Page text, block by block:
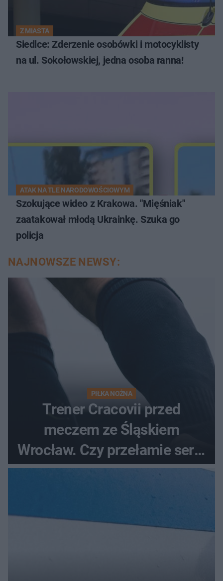
Z MIASTA
Siedlce: Zderzenie osobówki i motocyklisty
na ul. Sokołowskiej, jedna osoba ranna!
ATAK NA TLE NARODOWOŚCIOWYM
Szokujące wideo z Krakowa. "Mięśniak"
zaatakował młodą Ukrainkę. Szuka go
policja
NAJNOWSZE NEWSY:
PIŁKA NOŻNA
Trener Cracovii przed
meczem ze Śląskiem
Wrocław. Czy przełamie serię
bez wygranej?